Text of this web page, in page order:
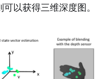
以获得三维深度图。